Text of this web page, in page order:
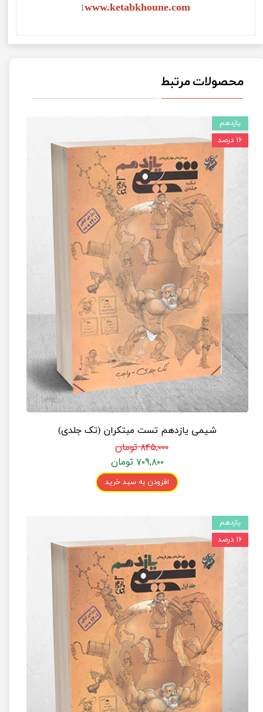
1www.ketabkhoune.com
محصولات مرتبط
شیمی یازدهم تست مبتکران (تک جلدی)
۸۴۵,۰۰۰ تومان
۷۰۹,۸۰۰ تومان
افزودن به سبد خرید
یازدهم
۱۶ درصد
یازدهم
۱۶ درصد